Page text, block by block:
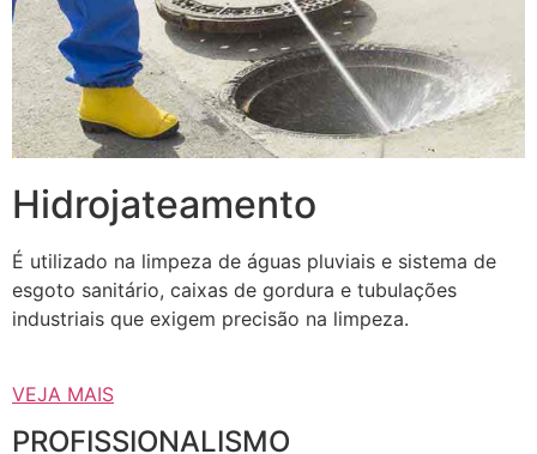
Hidrojateamento
É utilizado na limpeza de águas pluviais e sistema de
esgoto sanitário, caixas de gordura e tubulações
industriais que exigem precisão na limpeza.
VEJA MAIS
PROFISSIONALISMO